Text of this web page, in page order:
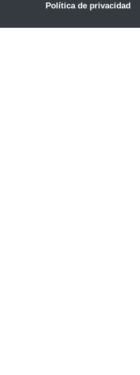
Política de privacidad